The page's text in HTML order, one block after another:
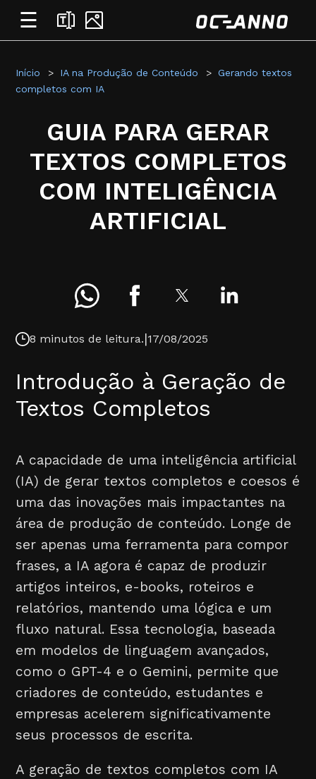
☰
Início IA na Produção de Conteúdo
Gerando textos
completos com IA
GUIA PARA GERAR
TEXTOS COMPLETOS
COM INTELIGÊNCIA
ARTIFICIAL
8 minutos de leitura.|17/08/2025
Introdução à Geração de
Textos Completos
A capacidade de uma inteligência artificial
(IA) de gerar textos completos e coesos é
uma das inovações mais impactantes na
área de produção de conteúdo. Longe de
ser apenas uma ferramenta para compor
frases, a IA agora é capaz de produzir
artigos inteiros, e-books, roteiros e
relatórios, mantendo uma lógica e um
fluxo natural. Essa tecnologia, baseada
em modelos de linguagem avançados,
como o GPT-4 e o Gemini, permite que
criadores de conteúdo, estudantes e
empresas acelerem significativamente
seus processos de escrita.
A geração de textos completos com IA